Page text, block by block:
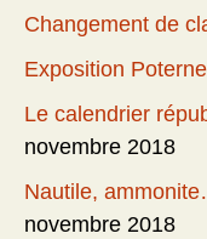
Changement de
Exposition
Le calendrier
novembre 2018
Nautile,
novembre 2018